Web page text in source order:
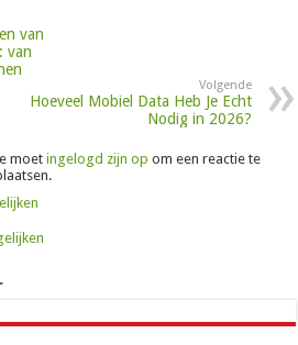
van
van
Volgende
Hoeveel Mobiel Data Heb Je Echt
Nodig in 2026?
moetingelogd zijn op om een reactie te